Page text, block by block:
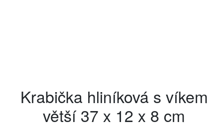
Krabička hliníková s víkem
větší 37 x 12 x 8 cm